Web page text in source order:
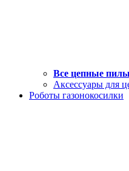
Все цепные пилы
Аксессуары для
Роботы газонокосилки